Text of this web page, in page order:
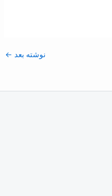
نوشته بعد ←